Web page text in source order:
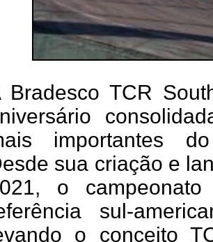
Bradesco TCR
importantes
sua criação e
o
sul-
o conceito